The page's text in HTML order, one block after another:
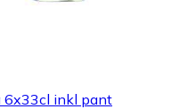
6x33cl inkl pant